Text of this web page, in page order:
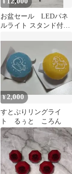
¥
お盆セール LEDパネ
ルライト スタンド付
¥2,000
すとぷりリングライ
ト るぅと ころん